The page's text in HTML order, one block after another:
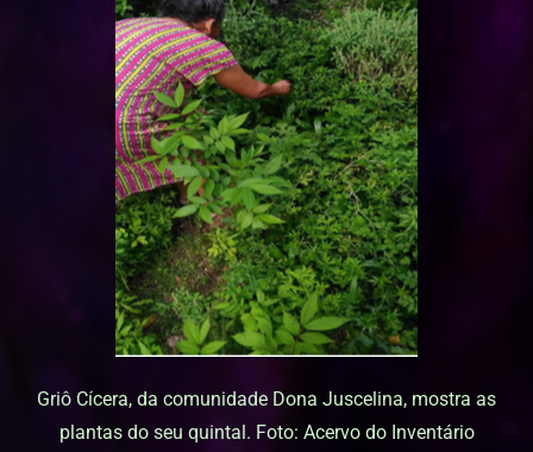
Griô Cícera, da comunidade Dona Juscelina, mostra as
plantas do seu quintal. Foto: Acervo do Inventário